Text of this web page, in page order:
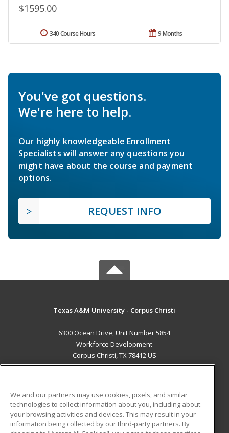
$1595.00
9 Months
340 Course Hours
You've got questions.
We're here to help.
Our highly knowledgeable Enrollment
Specialists will answer any questions you
might have about the course and payment
options.
REQUEST INFO
Texas A&M University - Corpus Christi
6300 Ocean Drive, Unit Number 5854
Workforce Development
Corpus Christi, TX 78412 US
ADDITIONAL RESOURCES
Military
Student Blog
We and our partners may use cookies, pixels, and similar
technologies to collect information about you, including about
your browsing activities and devices. This may result in your
information being collected by our third-party partners. By